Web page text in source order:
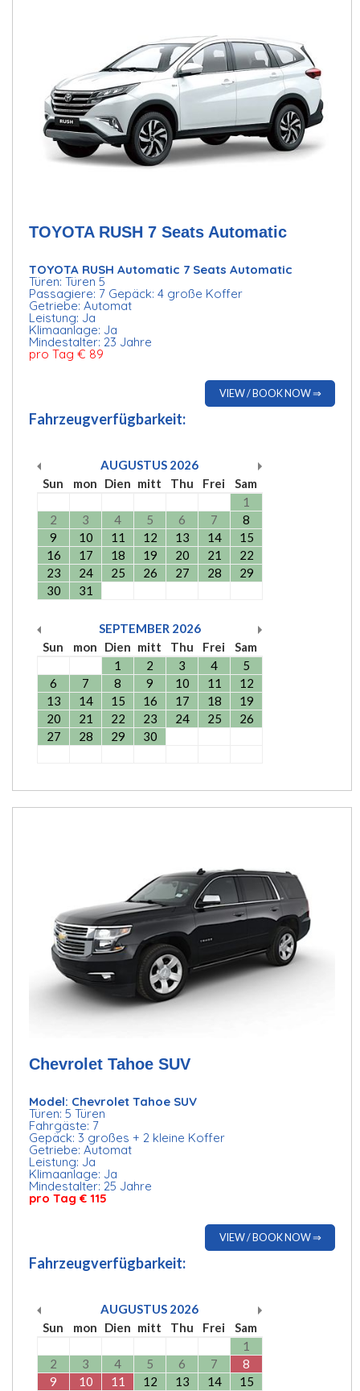
TOYOTA RUSH 7 Seats Automatic
TOYOTA RUSH Automatic 7 Seats Automatic
Türen: Türen 5
Passagiere: 7 Gepäck: 4 große Koffer
Getriebe: Automat
Leistung: Ja
Klimaanlage: Ja
Mindestalter: 23 Jahre
pro Tag € 89
VIEW / BOOK NOW ⇒
Fahrzeugverfügbarkeit:
AUGUSTUS 2026
Sun
mon Dien mitt Thu Frei
Sam
1
2
3 4 5 6 7
8
9
10 11 12 13 14
15
16
17 18 19 20 21
22
23
24 25 26 27 28
29
30
31
SEPTEMBER 2026
Sun
mon Dien mitt Thu Frei
Sam
1
2 3 4
5
6
7 8 9 10 11
12
13
14 15 16 17 18
19
20
21 22 23 24 25
26
27
28 29 30
Chevrolet Tahoe SUV
Model: Chevrolet Tahoe SUV
Türen: 5 Türen
Fahrgäste: 7
Gepäck: 3 großes + 2 kleine Koffer
Getriebe: Automat
Leistung: Ja
Klimaanlage: Ja
Mindestalter: 25 Jahre
pro Tag € 115
VIEW / BOOK NOW ⇒
Fahrzeugverfügbarkeit:
AUGUSTUS 2026
Sun
mon Dien mitt Thu Frei
Sam
1
2
3 4 5 6 7
8
9
10 11 12 13 14
15